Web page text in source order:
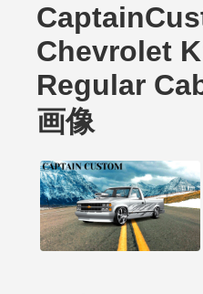
Chevrolet
Regular
画像